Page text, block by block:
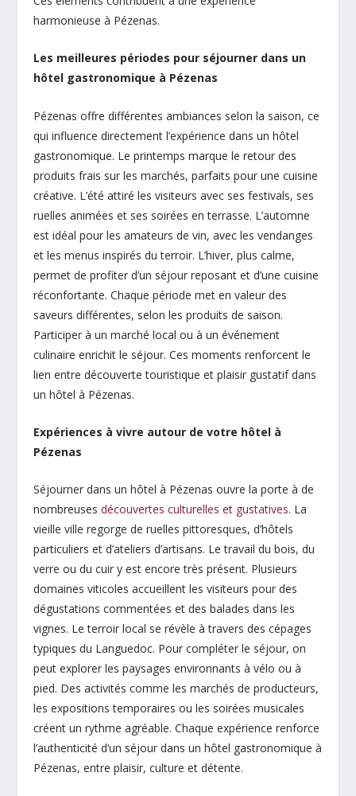
harmonieuse à Pézenas.
Les meilleures périodes pour séjourner dans un
hôtel gastronomique à Pézenas
Pézenas offre différentes ambiances selon la saison, ce
qui influence directement l’expérience dans un hôtel
gastronomique. Le printemps marque le retour des
produits frais sur les marchés, parfaits pour une cuisine
créative. L’été attiré les visiteurs avec ses festivals, ses
ruelles animées et ses soirées en terrasse. L’automne
est idéal pour les amateurs de vin, avec les vendanges
et les menus inspirés du terroir. L’hiver, plus calme,
permet de profiter d’un séjour reposant et d’une cuisine
réconfortante. Chaque période met en valeur des
saveurs différentes, selon les produits de saison.
Participer à un marché local ou à un événement
culinaire enrichit le séjour. Ces moments renforcent le
lien entre découverte touristique et plaisir gustatif dans
un hôtel à Pézenas.
Expériences à vivre autour de votre hôtel à
Pézenas
Séjourner dans un hôtel à Pézenas ouvre la porte à de
nombreusesdécouvertes culturelles et gustatives. La
vieille ville regorge de ruelles pittoresques, d’hôtels
particuliers et d’ateliers d’artisans. Le travail du bois, du
verre ou du cuir y est encore très présent. Plusieurs
domaines viticoles accueillent les visiteurs pour des
dégustations commentées et des balades dans les
vignes. Le terroir local se révèle à travers des cépages
typiques du Languedoc. Pour compléter le séjour, on
peut explorer les paysages environnants à vélo ou à
pied. Des activités comme les marchés de producteurs,
les expositions temporaires ou les soirées musicales
créent un rythme agréable. Chaque expérience renforce
l’authenticité d’un séjour dans un hôtel gastronomique à
Pézenas, entre plaisir, culture et détente.